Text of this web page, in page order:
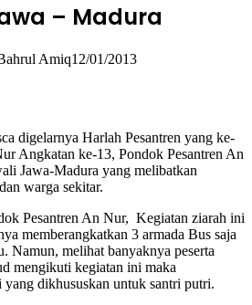
– Madura
Amiq12/01/2013
digelarnya Harlah Pesantren yang ke-
Angkatan ke-13, Pondok Pesantren An
Jawa-Madura yang melibatkan
warga sekitar.
Pesantren An Nur, Kegiatan ziarah ini
memberangkatkan 3 armada Bus saja
Namun, melihat banyaknya peserta
mengikuti kegiatan ini maka
yang dikhususkan untuk santri putri.